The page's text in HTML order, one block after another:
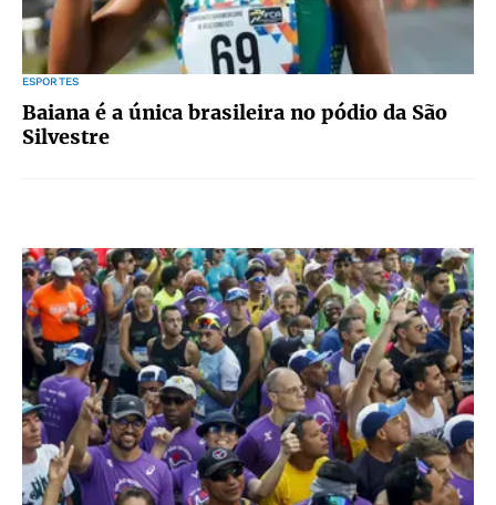
ESPORTES
Baiana é a única brasileira no pódio da São
Silvestre